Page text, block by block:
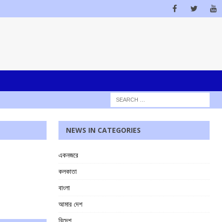
NEWS IN CATEGORIES
একনজরে
কলকাতা
বাংলা
আমার দেশ